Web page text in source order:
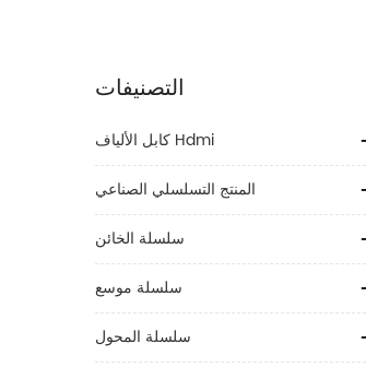
التصنيفات
كابل الألياف Hdmi
المنتج التسلسلي الصناعي
سلسلة الخائن
سلسلة موسع
سلسلة المحول